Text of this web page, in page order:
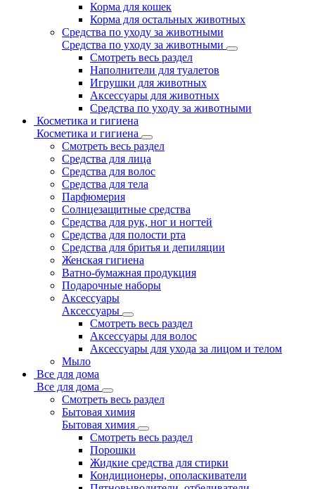
Корма для кошек
Корма для остальных животных
Средства по уходу за животными
Средства по уходу за животными
Смотреть весь раздел
Наполнители для туалетов
Игрушки для животных
Аксессуары для животных
Средства по уходу за животными
Косметика и гигиена
Косметика и гигиена
Смотреть весь раздел
Средства для лица
Средства для волос
Средства для тела
Парфюмерия
Солнцезащитные средства
Средства для рук, ног и ногтей
Средства для полости рта
Средства для бритья и депиляции
Женская гигиена
Ватно-бумажная продукция
Подарочные наборы
Аксессуары
Аксессуары
Смотреть весь раздел
Аксессуары для волос
Аксессуары для ухода за лицом и телом
Мыло
Все для дома
Все для дома
Смотреть весь раздел
Бытовая химия
Бытовая химия
Смотреть весь раздел
Порошки
Жидкие средства для стирки
Кондиционеры, ополаскиватели